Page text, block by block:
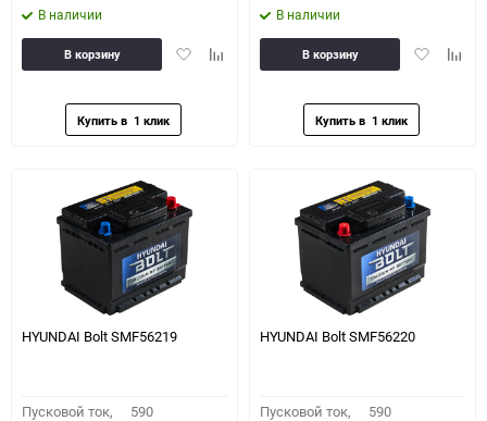
В наличии
ДобавитьДобавить
В корзину
В наличии
Добавить
В корзину
HYUNDAI Bolt SMF56219
Пусковой ток, 590
HYUNDAI Bolt SMF56220
Пусковой ток, 590